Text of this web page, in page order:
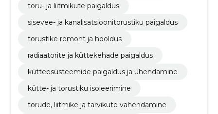
toru- ja liitmikute paigaldus
sisevee- ja kanalisatsioonitorustiku paigaldus
torustike remont ja hooldus
radiaatorite ja küttekehade paigaldus
kütteesüsteemide paigaldus ja ühendamine
kütte- ja torustiku isoleerimine
torude, liitmike ja tarvikute vahendamine